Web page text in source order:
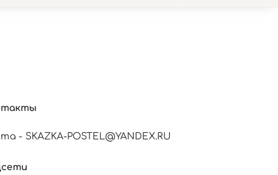
- SKAZKA-POSTEL@YANDEX.RU